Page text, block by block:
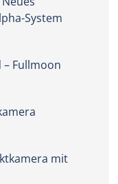
System
Fullmoon
mit